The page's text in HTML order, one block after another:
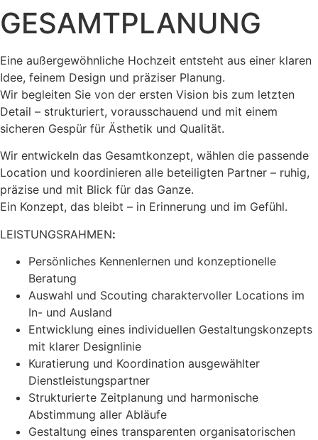
GESAMTPLANUNG
Eine außergewöhnliche Hochzeit entsteht aus einer klaren
Idee, feinem Design und präziser Planung.
Wir begleiten Sie von der ersten Vision bis zum letzten
Detail – strukturiert, vorausschauend und mit einem
sicheren Gespür für Ästhetik und Qualität.
Wir entwickeln das Gesamtkonzept, wählen die passende
Location und koordinieren alle beteiligten Partner – ruhig,
präzise und mit Blick für das Ganze.
Ein Konzept, das bleibt – in Erinnerung und im Gefühl.
LEISTUNGSRAHMEN:
Persönliches Kennenlernen und konzeptionelle
Beratung
Auswahl und Scouting charaktervoller Locations im
In- und Ausland
Entwicklung eines individuellen Gestaltungskonzepts
mit klarer Designlinie
Kuratierung und Koordination ausgewählter
Dienstleistungspartner
Strukturierte Zeitplanung und harmonische
Abstimmung aller Abläufe
Gestaltung eines transparenten organisatorischen